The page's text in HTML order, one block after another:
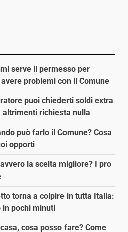
serve il permesso per
problemi con il Comune
puoi chiederti soldi extra
altrimenti richiesta nulla
può farlo il Comune? Cosa
opporti
la scelta migliore? I pro
torna a colpire in tutta Italia:
in pochi minuti
cosa posso fare? Come